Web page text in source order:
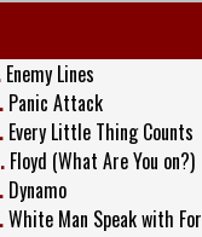
Enemy Lines
Panic Attack
Every Little Thing Counts
Floyd (What Are You on?)
Dynamo
White Man Speak with